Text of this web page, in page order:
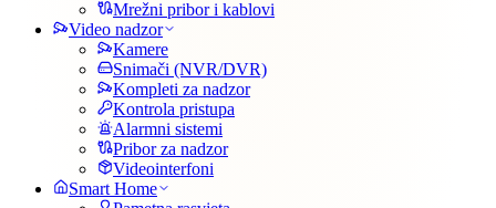
Mrežni pribor i kablovi
Video nadzor
Kamere
Snimači (NVR/DVR)
Kompleti za nadzor
Kontrola pristupa
Alarmni sistemi
Pribor za nadzor
Videointerfoni
Smart Home